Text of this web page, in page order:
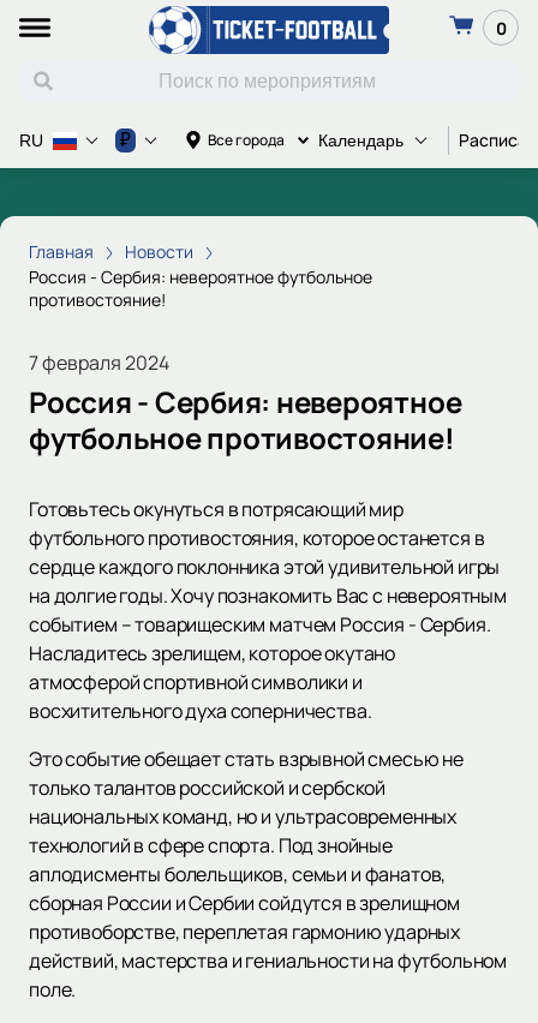
0
Все города Календарь
RU ₽
Главная
Новости
Россия - Сербия: невероятное футбольное
противостояние!
7 февраля 2024
Россия - Сербия: невероятное
футбольное противостояние!
Готовьтесь окунуться в потрясающий мир
футбольного противостояния, которое останется в
сердце каждого поклонника этой удивительной игры
на долгие годы. Хочу познакомить Вас с невероятным
событием – товарищеским матчем Россия - Сербия.
Насладитесь зрелищем, которое окутано
атмосферой спортивной символики и
восхитительного духа соперничества.
Это событие обещает стать взрывной смесью не
только талантов российской и сербской
национальных команд, но и ультрасовременных
технологий в сфере спорта. Под знойные
аплодисменты болельщиков, семьи и фанатов,
сборная России и Сербии сойдутся в зрелищном
противоборстве, переплетая гармонию ударных
действий, мастерства и гениальности на футбольном
поле.